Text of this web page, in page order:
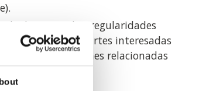
de denuncia de irregularidades
y otras partes interesadas
las cuestiones relacionadas